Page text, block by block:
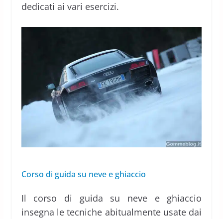
dedicati ai vari esercizi.
Corso di guida su neve e ghiaccio
Il corso di guida su neve e ghiaccio
insegna le tecniche abitualmente usate dai